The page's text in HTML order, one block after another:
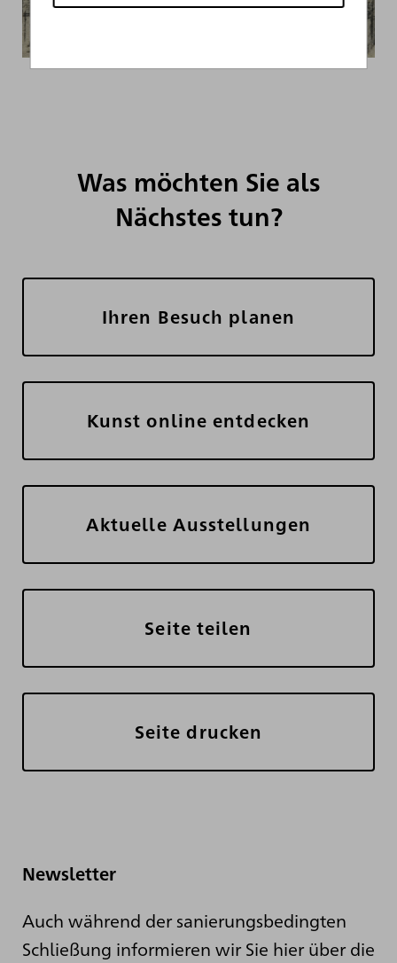
Was möchten Sie als
Nächstes tun?
Ihren Besuch planen
Kunst online entdecken
Aktuelle Ausstellungen
Seite teilen
Seite drucken
Newsletter
Auch während der sanierungsbedingten
Schließung informieren wir Sie hier über die